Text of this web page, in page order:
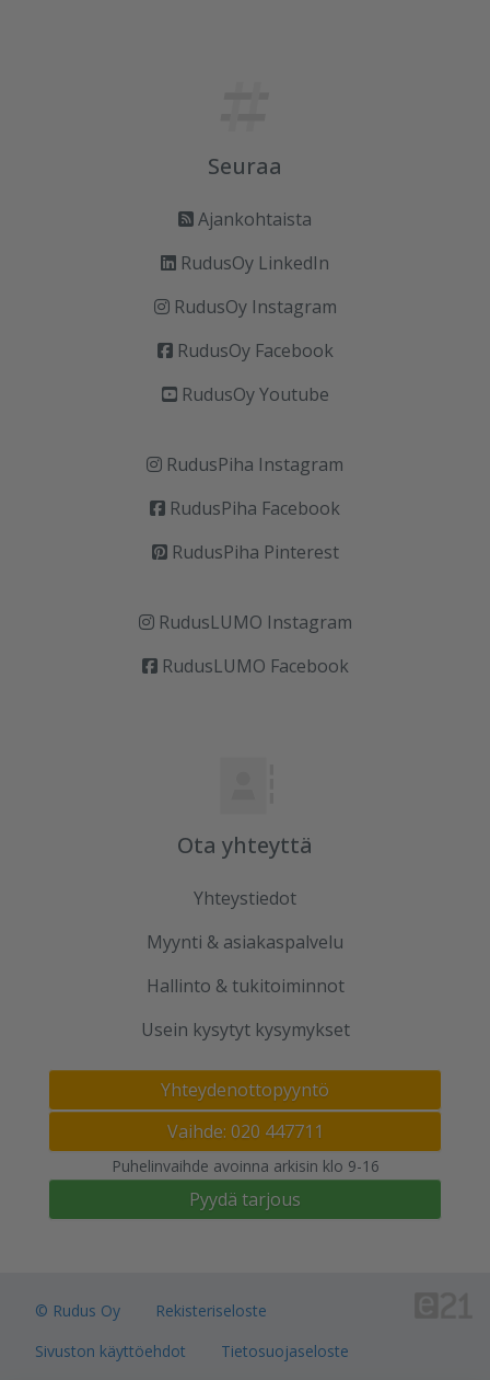
Seuraa
Ajankohtaista
RudusOy LinkedIn
RudusOy Instagram
RudusOy Facebook
RudusOy Youtube
RudusPiha Instagram
RudusPiha Facebook
RudusPiha Pinterest
RudusLUMO Instagram
RudusLUMO Facebook
Ota yhteyttä
Yhteystiedot
Myynti & asiakaspalvelu
Hallinto & tukitoiminnot
Usein kysytyt kysymykset
Yhteydenottopyyntö
Vaihde: 020 447711
Puhelinvaihde avoinna arkisin klo 9-16
Pyydä tarjous
© Rudus Oy
Rekisteriseloste
Sivuston käyttöehdot
Tietosuojaseloste